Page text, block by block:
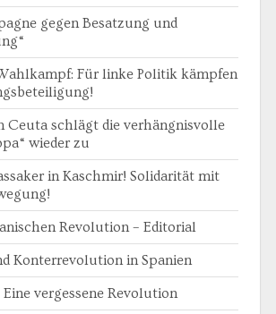
gegen Besatzung und
Für linke Politik kämpfen
Ceuta schlägt die verhängnisvolle
wieder zu
in Kaschmir! Solidarität mit
Revolution – Editorial
Konterrevolution in Spanien
Eine vergessene Revolution